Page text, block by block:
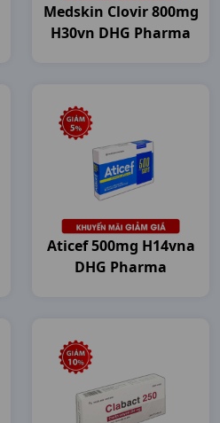
Medskin Clovir 800mg
H30vn DHG Pharma
Aticef 500mg H14vna
DHG Pharma